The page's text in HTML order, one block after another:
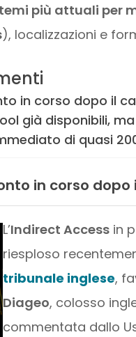
più attuali per
), localizzazioni e
in corso dopo il
già disponibili,
di quasi
in corso dopo
L’Indirect Accessin
riesploso
tribunale inglese,
Diageo, colosso
commentata dallo